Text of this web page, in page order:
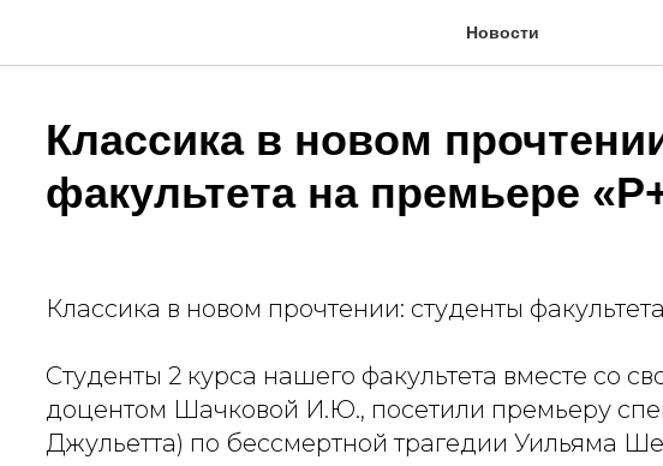
Новости
Классика в новом
факультета на премьере
Классика в новом прочтении: студенты
Студенты 2 курса нашего факультета вместе со
доцентом Шачковой И.Ю., посетили премьеру
Джульетта) по бессмертной трагедии Уильяма